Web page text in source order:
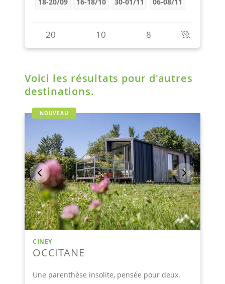
Voici les résultats pour d'autres
destinations.